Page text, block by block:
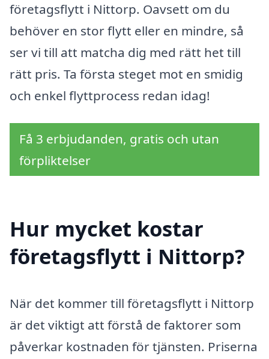
företagsflytt i Nittorp. Oavsett om du
behöver en stor flytt eller en mindre, så
ser vi till att matcha dig med rätt het till
rätt pris. Ta första steget mot en smidig
och enkel flyttprocess redan idag!
Få 3 erbjudanden, gratis och utan
förpliktelser
Hur mycket kostar
företagsflytt i Nittorp?
När det kommer till företagsflytt i Nittorp
är det viktigt att förstå de faktorer som
påverkar kostnaden för tjänsten. Priserna